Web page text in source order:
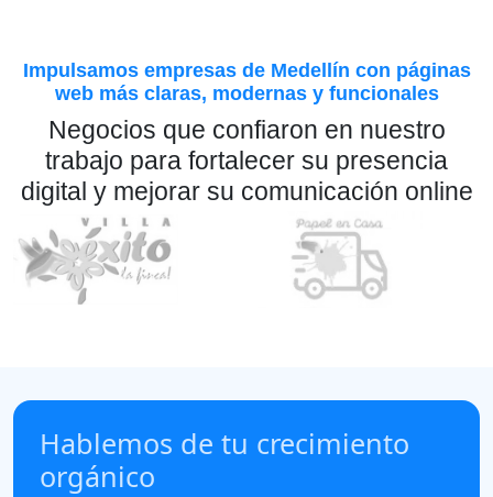
Impulsamos empresas de Medellín con páginas
web más claras, modernas y funcionales
Negocios que confiaron en nuestro
trabajo para fortalecer su presencia
digital y mejorar su comunicación online
Hablemos de tu crecimiento
orgánico